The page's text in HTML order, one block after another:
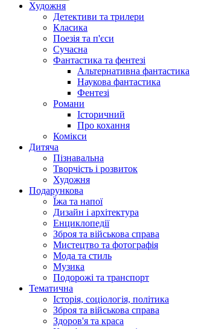
Художня
Детективи та трилери
Класика
Поезія та п'єси
Сучасна
Фантастика та фентезі
Альтернативна фантастика
Наукова фантастика
Фентезі
Романи
Історичний
Про кохання
Комікси
Дитяча
Пізнавальна
Творчість і розвиток
Художня
Подарункова
Їжа та напої
Дизайн і архітектура
Енциклопедії
Зброя та військова справа
Мистецтво та фотографія
Мода та стиль
Музика
Подорожі та транспорт
Тематична
Історія, соціологія, політика
Зброя та військова справа
Здоров'я та краса